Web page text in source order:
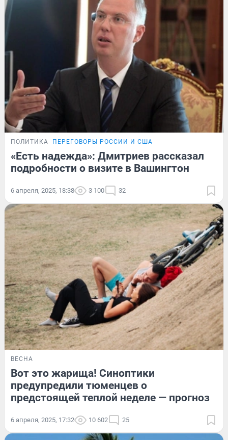
ПОЛИТИКА ПЕРЕГОВОРЫ РОССИИ И США
«Есть надежда»: Дмитриев рассказал
подробности о визите в Вашингтон
6 апреля, 2025, 18:38 3 100 32
ВЕСНА
Вот это жарища! Синоптики
предупредили тюменцев о
предстоящей теплой неделе — прогноз
6 апреля, 2025, 17:32 10 602 25